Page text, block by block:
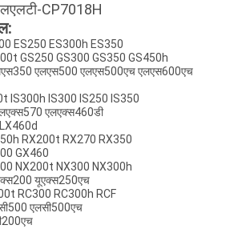
CP7018H
ES250 ES300h ES350
GS250 GS300 GS350 GS450h
एलएस500 एलएस500एच एलएस600एच
IS300h IS300 IS250 IS350
एलएक्स460डी
RX200t RX270 RX350
GX460
NX200t NX300 NX300h
यूएक्स250एच
RC300 RC300h RCF
एलसी500एच